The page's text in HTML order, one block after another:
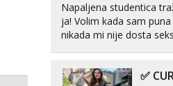
Alisa
Čekam tvoj
tel:0,93€ -
Napaljena studentica
ja! Volim kada sam
nikada mi nije dosta
cekam te!
✅